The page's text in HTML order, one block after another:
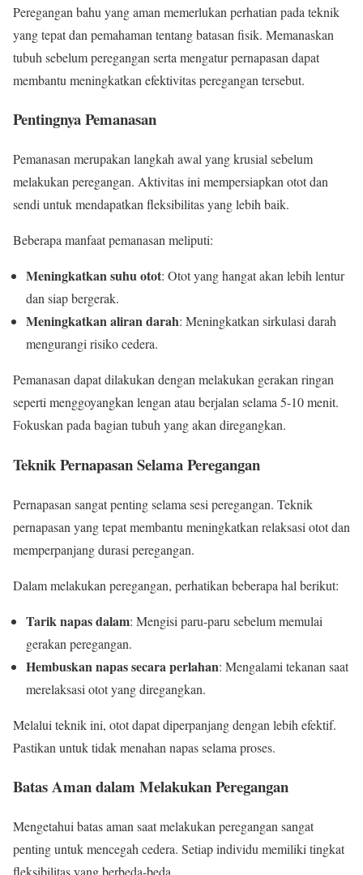
Peregangan bahu yang aman memerlukan perhatian pada teknik
yang tepat dan pemahaman tentang batasan fisik. Memanaskan
tubuh sebelum peregangan serta mengatur pernapasan dapat
membantu meningkatkan efektivitas peregangan tersebut.
Pentingnya Pemanasan
Pemanasan merupakan langkah awal yang krusial sebelum
melakukan peregangan. Aktivitas ini mempersiapkan otot dan
sendi untuk mendapatkan fleksibilitas yang lebih baik.
Beberapa manfaat pemanasan meliputi:
Meningkatkan suhu otot: Otot yang hangat akan lebih lentur
dan siap bergerak.
Meningkatkan aliran darah: Meningkatkan sirkulasi darah
mengurangi risiko cedera.
Pemanasan dapat dilakukan dengan melakukan gerakan ringan
seperti menggoyangkan lengan atau berjalan selama 5-10 menit.
Fokuskan pada bagian tubuh yang akan diregangkan.
Teknik Pernapasan Selama Peregangan
Pernapasan sangat penting selama sesi peregangan. Teknik
pernapasan yang tepat membantu meningkatkan relaksasi otot dan
memperpanjang durasi peregangan.
Dalam melakukan peregangan, perhatikan beberapa hal berikut:
Tarik napas dalam: Mengisi paru-paru sebelum memulai
gerakan peregangan.
Hembuskan napas secara perlahan: Mengalami tekanan saat
merelaksasi otot yang diregangkan.
Melalui teknik ini, otot dapat diperpanjang dengan lebih efektif.
Pastikan untuk tidak menahan napas selama proses.
Batas Aman dalam Melakukan Peregangan
Mengetahui batas aman saat melakukan peregangan sangat
penting untuk mencegah cedera. Setiap individu memiliki tingkat
fleksibilitas yang berbeda-beda.